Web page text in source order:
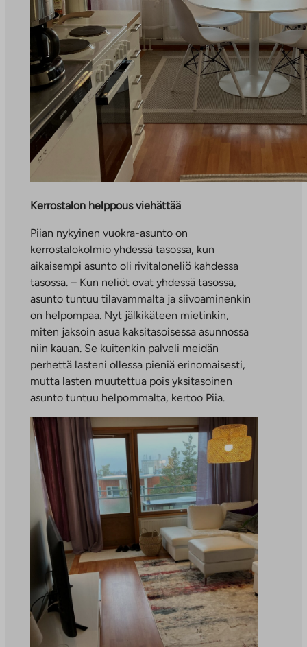
Kerrostalon helppous viehättää
Piian nykyinen vuokra-asunto on
kerrostalokolmio yhdessä tasossa, kun
aikaisempi asunto oli rivitaloneliö kahdessa
tasossa. – Kun neliöt ovat yhdessä tasossa,
asunto tuntuu tilavammalta ja siivoaminenkin
on helpompaa. Nyt jälkikäteen mietinkin,
miten jaksoin asua kaksitasoisessa asunnossa
niin kauan. Se kuitenkin palveli meidän
perhettä lasteni ollessa pieniä erinomaisesti,
mutta lasten muutettua pois yksitasoinen
asunto tuntuu helpommalta, kertoo Piia.